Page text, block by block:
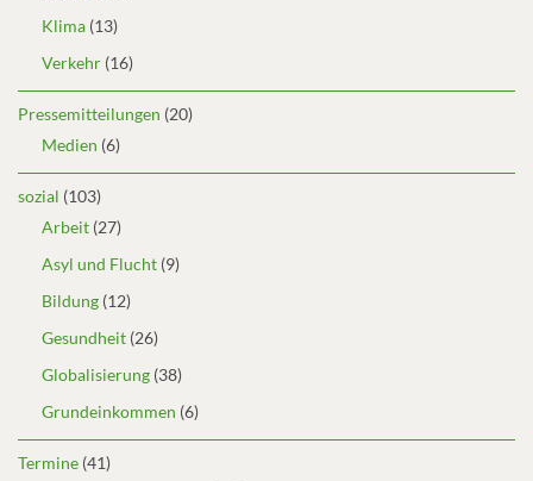
Klima (13)
Verkehr (16)
Pressemitteilungen (20)
Medien (6)
sozial (103)
Arbeit (27)
Asyl und Flucht (9)
Bildung (12)
Gesundheit (26)
Globalisierung (38)
Grundeinkommen (6)
Termine (41)